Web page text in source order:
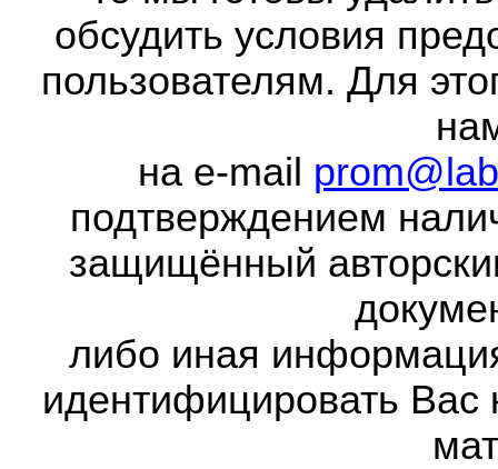
обсудить условия
пользователям. Для
на e-mail
подтверждением
защищённый
либо иная
идентифицировать Вас